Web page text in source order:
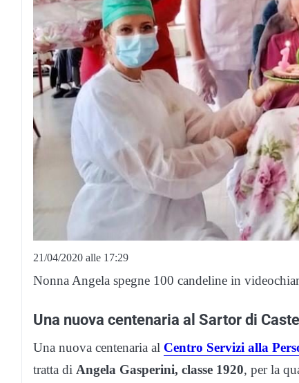
21/04/2020 alle 17:29
Nonna Angela spegne 100 candeline in
Una nuova centenaria al Sartor di
Una nuova centenaria al Centro Servizi alla
tratta di Angela Gasperini, classe 1920, per la